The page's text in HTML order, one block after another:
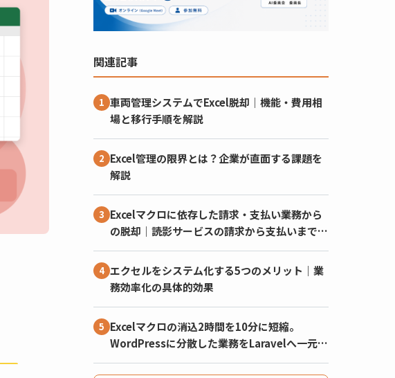
関連記事
車両管理システムでExcel脱却｜機能・費用相
場と移行手順を解説
Excel管理の限界とは？企業が直面する課題を
解説
Excelマクロに依存した請求・支払い業務から
の脱却｜読影サービスの請求から支払いまでを
一元化したシステム
エクセルをシステム化する5つのメリット｜業
務効率化の具体的効果
Excelマクロの消込2時間を10分に短縮。
WordPressに分散した業務をLaravelへ一元化
した事例